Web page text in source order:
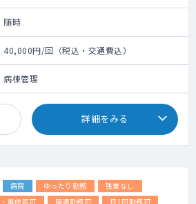
随時
40,000円/回（税込・交通費込）
病棟管理
詳細をみる
病院 ゆったり勤務
残業なし
専修医可 隔週勤務可 月1回勤務可